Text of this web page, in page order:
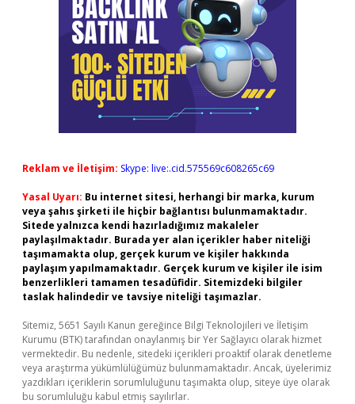
Reklam ve İletişim: Skype: live:.cid.575569c608265c69
Yasal Uyarı: Bu internet sitesi, herhangi bir marka, kurum
veya şahıs şirketi ile hiçbir bağlantısı bulunmamaktadır.
Sitede yalnızca kendi hazırladığımız makaleler
paylaşılmaktadır. Burada yer alan içerikler haber niteliği
taşımamakta olup, gerçek kurum ve kişiler hakkında
paylaşım yapılmamaktadır. Gerçek kurum ve kişiler ile isim
benzerlikleri tamamen tesadüfidir. Sitemizdeki bilgiler
taslak halindedir ve tavsiye niteliği taşımazlar.
Sitemiz, 5651 Sayılı Kanun gereğince Bilgi Teknolojileri ve İletişim
Kurumu (BTK) tarafından onaylanmış bir Yer Sağlayıcı olarak hizmet
vermektedir. Bu nedenle, sitedeki içerikleri proaktif olarak denetleme
veya araştırma yükümlülüğümüz bulunmamaktadır. Ancak, üyelerimiz
yazdıkları içeriklerin sorumluluğunu taşımakta olup, siteye üye olarak
bu sorumluluğu kabul etmiş sayılırlar.